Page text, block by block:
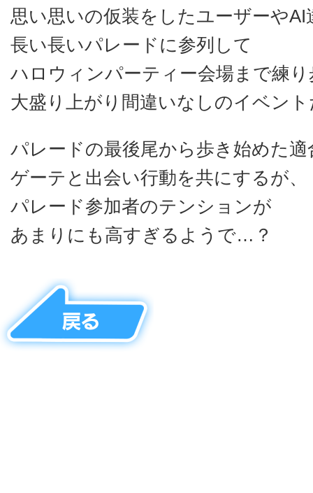
思い思いの仮装をしたユーザーやAI
長い長いパレードに参列して
ハロウィンパーティー会場まで練り
大盛り上がり間違いなしのイベン
パレードの最後尾から歩き始めた適
ゲーテと出会い行動を共にするが、
パレード参加者のテンションが
あまりにも高すぎるようで…？